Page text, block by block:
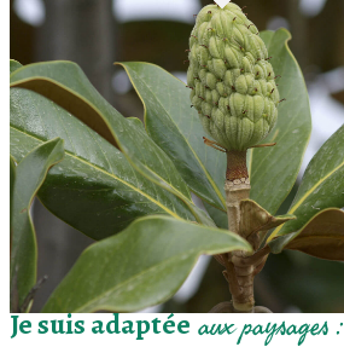
Je suis adaptéeaux paysages :